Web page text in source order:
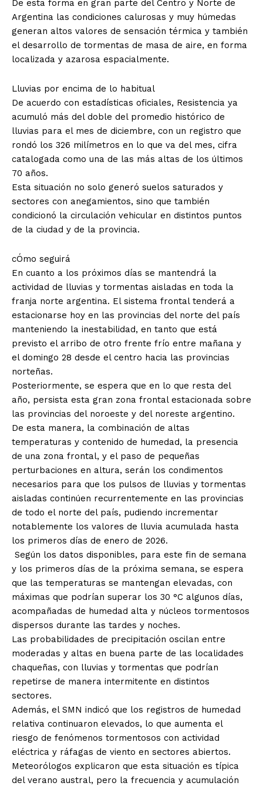
De esta forma en gran parte del Centro y Norte de
Argentina las condiciones calurosas y muy húmedas
generan altos valores de sensación térmica y también
el desarrollo de tormentas de masa de aire, en forma
localizada y azarosa espacialmente.
Lluvias por encima de lo habitual
De acuerdo con estadísticas oficiales, Resistencia ya
acumuló más del doble del promedio histórico de
lluvias para el mes de diciembre, con un registro que
rondó los 326 milímetros en lo que va del mes, cifra
catalogada como una de las más altas de los últimos
70 años.
Esta situación no solo generó suelos saturados y
sectores con anegamientos, sino que también
condicionó la circulación vehicular en distintos puntos
de la ciudad y de la provincia.
cÓmo seguirá
En cuanto a los próximos días se mantendrá la
actividad de lluvias y tormentas aisladas en toda la
franja norte argentina. El sistema frontal tenderá a
estacionarse hoy en las provincias del norte del país
manteniendo la inestabilidad, en tanto que está
previsto el arribo de otro frente frío entre mañana y
el domingo 28 desde el centro hacia las provincias
norteñas.
Posteriormente, se espera que en lo que resta del
año, persista esta gran zona frontal estacionada sobre
las provincias del noroeste y del noreste argentino.
De esta manera, la combinación de altas
temperaturas y contenido de humedad, la presencia
de una zona frontal, y el paso de pequeñas
perturbaciones en altura, serán los condimentos
necesarios para que los pulsos de lluvias y tormentas
aisladas continúen recurrentemente en las provincias
de todo el norte del país, pudiendo incrementar
notablemente los valores de lluvia acumulada hasta
los primeros días de enero de 2026.
Según los datos disponibles, para este fin de semana
y los primeros días de la próxima semana, se espera
que las temperaturas se mantengan elevadas, con
máximas que podrían superar los 30 °C algunos días,
acompañadas de humedad alta y núcleos tormentosos
dispersos durante las tardes y noches.
Las probabilidades de precipitación oscilan entre
moderadas y altas en buena parte de las localidades
chaqueñas, con lluvias y tormentas que podrían
repetirse de manera intermitente en distintos
sectores.
Además, el SMN indicó que los registros de humedad
relativa continuaron elevados, lo que aumenta el
riesgo de fenómenos tormentosos con actividad
eléctrica y ráfagas de viento en sectores abiertos.
Meteorólogos explicaron que esta situación es típica
del verano austral, pero la frecuencia y acumulación